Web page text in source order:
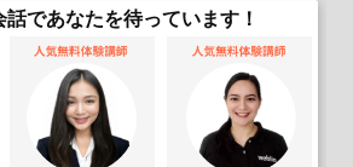
であなたを待っています！